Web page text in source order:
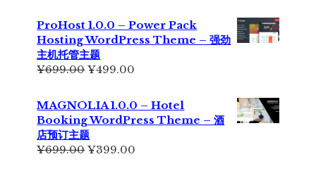
为：
¥299.00。
价
格
为：
ProHost 1.0.0 – Power Pack
Hosting WordPress Theme – 强劲
主机托管主题
¥699.00原
为：
¥699.00。
¥499.00
价
格
为：
MAGNOLIA 1.0.0 – Hotel
Booking WordPress Theme – 酒
店预订主题
¥699.00原
¥399.00